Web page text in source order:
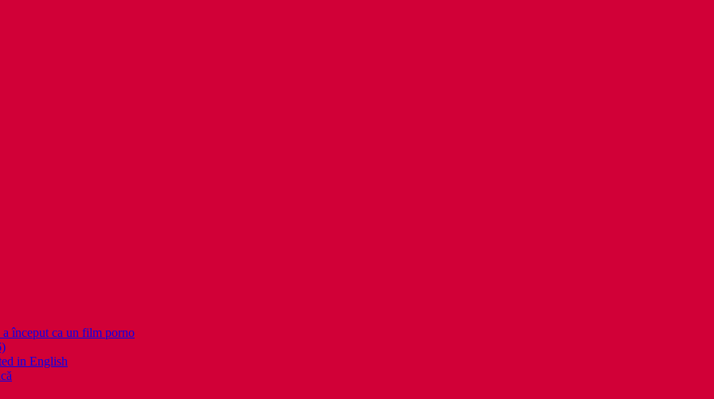
început ca un film porno
in English